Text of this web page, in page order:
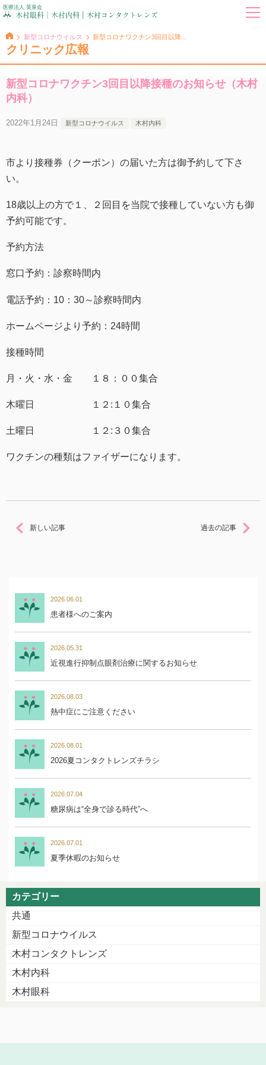
医療法人 英泉会
新型コロナウイルス 新型コロナワクチン3回目以降...
クリニック広報
新型コロナワクチン3回目以降接種のお知らせ（木村
内科）
2022年1月24日 新型コロナウイルス 木村内科
市より接種券（クーポン）の届いた方は御予約して下さ
い。
18歳以上の方で１、２回目を当院で接種していない方も御
予約可能です。
予約方法
窓口予約：診察時間内
電話予約：10：30～診察時間内
ホームページより予約：24時間
接種時間
月・火・水・金 １８：００集合
木曜日 １２:１０集合
土曜日 １２:３０集合
ワクチンの種類はファイザーになります。
新しい記事 過去の記事
2026.06.01
患者様へのご案内
2026.05.31
近視進行抑制点眼剤治療に関するお知らせ
2026.08.03
熱中症にご注意ください
2026.08.01
2026夏コンタクトレンズチラシ
2026.07.04
糖尿病は“全身で診る時代”へ
2026.07.01
夏季休暇のお知らせ
カテゴリー
共通
新型コロナウイルス
木村コンタクトレンズ
木村内科
木村眼科